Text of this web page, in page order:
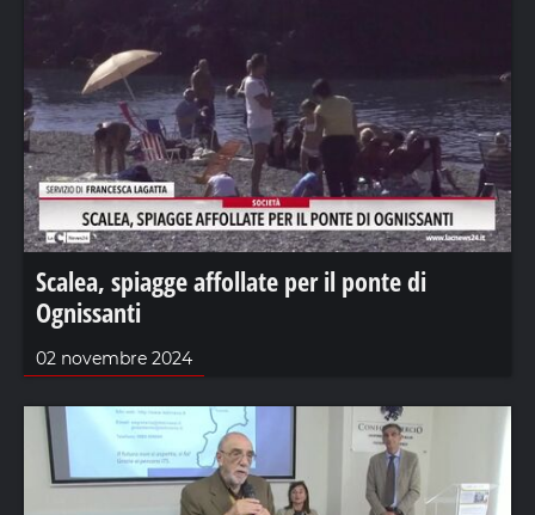
Scalea, spiagge affollate per il ponte di
Ognissanti
02 novembre 2024